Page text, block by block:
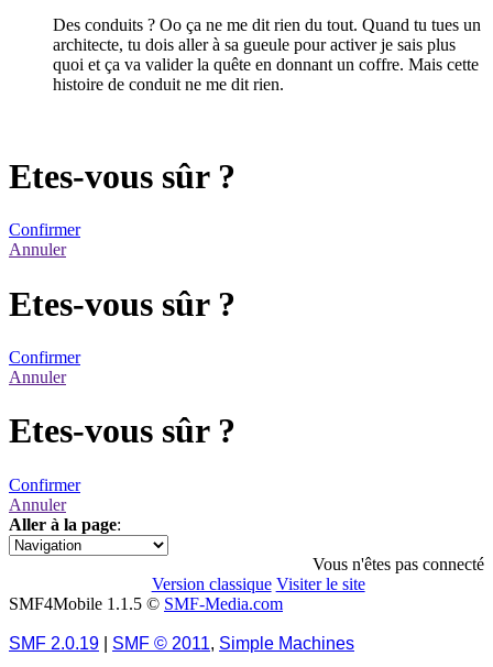
Des conduits ? Oo ça ne me dit rien du tout. Quand tu tues un
architecte, tu dois aller à sa gueule pour activer je sais plus
quoi et ça va valider la quête en donnant un coffre. Mais cette
histoire de conduit ne me dit rien.
Etes-vous sûr ?
Confirmer
Annuler
Etes-vous sûr ?
Confirmer
Annuler
Etes-vous sûr ?
Confirmer
Annuler
Aller à la page:
1
Vous n'êtes pas connecté
Version classique Visiter le site
SMF4Mobile 1.1.5 © SMF-Media.com
SMF 2.0.19 SMF © 2011, Simple Machines